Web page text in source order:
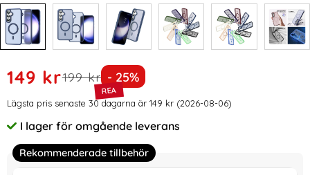
Handla denna produkt ColorPop Galaxy S24 Skal CH
rea pris
149 krtidigare pris
199 kr Priset är nedsatt med
- 25%
Prishistorik
Lägsta pris senaste 30 dagarna är 149 kr (2026-08-06)
Tillgänglighet:
I lager för omgående leverans
Rekommenderade tillbehör